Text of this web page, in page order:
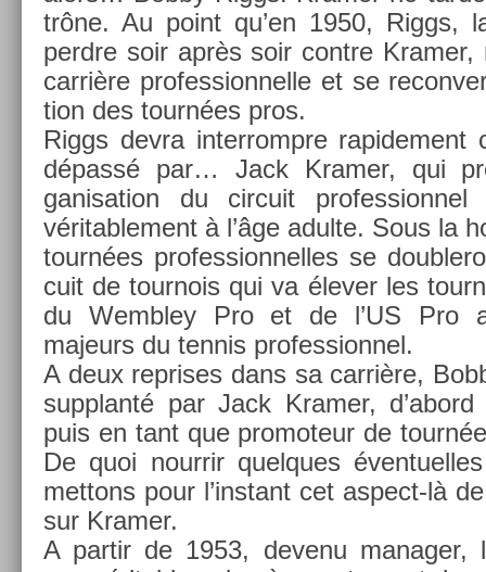
trône. Au point qu’en 1950, Riggs,
per­dre soir après soir con­tre
carrière pro­fes­sion­nelle et se
tion des tournées pros.
Riggs devra in­ter­rompre rapide­ment
dépassé par… Jack Kram­er, qui
ganisa­tion du cir­cuit
véritab­le­ment à l’âge adul­te. Sous la
tournées pro­fes­sion­nelles se
cuit de tour­nois qui va élever les
du Wembley Pro et de l’US Pro
majeurs du ten­nis pro­fes­sion­nel.
A deux re­prises dans sa carrière,
sup­planté par Jack Kram­er,
puis en tant que pro­moteur de
De quoi nour­rir quel­ques
met­tons pour l’instant cet aspect-là
sur Kram­er.
A par­tir de 1953, de­venu man­ag­er,